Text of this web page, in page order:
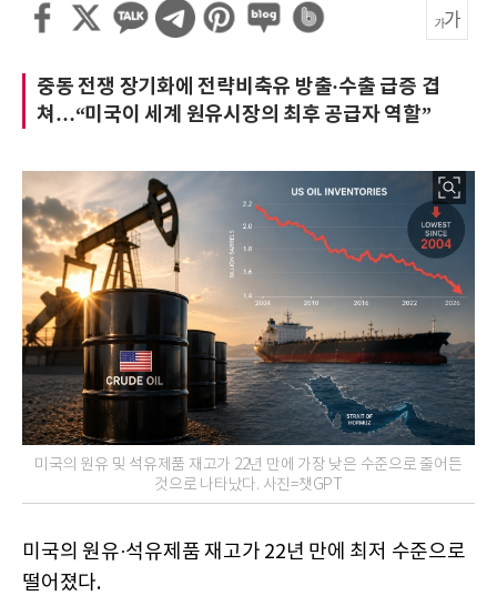
중동 전쟁 장기화에 전략비축유 방출·수출 급증 겹
쳐…“미국이 세계 원유시장의 최후 공급자 역할”
미국의 원유 및 석유제품 재고가 22년 만에 가장 낮은 수준으로 줄어든
것으로 나타났다. 사진=챗GPT
미국의 원유·석유제품 재고가 22년 만에 최저 수준으로
떨어졌다.